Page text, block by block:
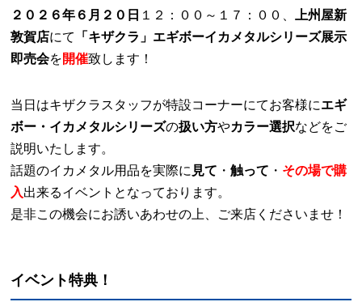
２０２６年６月２０日 １２：００～１７：００、
上州屋新
敦賀店にて 「キザクラ」エギボーイカメタルシリーズ展示
即売会を開催致します！
当日はキザクラスタッフが特設コーナーにてお客様にエギ
ボー・イカメタルシリーズの扱い方やカラー選択などをご
説明いたします。
話題のイカメタル用品を実際に 見て ・触って ・ その場で購
入出来るイベントとなっております。
是非この機会にお誘いあわせの上、ご来店くださいませ！
イベント特典！